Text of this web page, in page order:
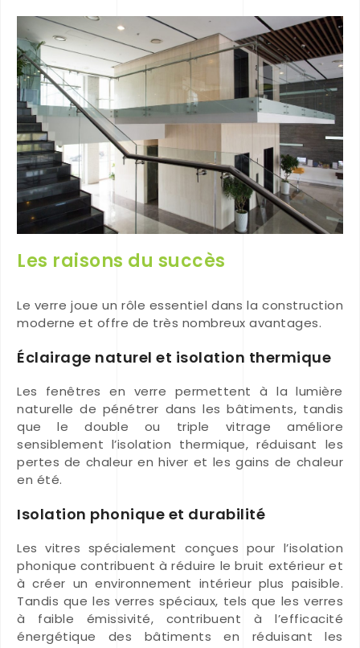
Les raisons du succès
Le verre joue un rôle essentiel dans la construction
moderne et offre de très nombreux avantages.
Éclairage naturel et isolation thermique
Les fenêtres en verre permettent à la lumière
naturelle de pénétrer dans les bâtiments, tandis
que le double ou triple vitrage améliore
sensiblement l’isolation thermique, réduisant les
pertes de chaleur en hiver et les gains de chaleur
en été.
Isolation phonique et durabilité
Les vitres spécialement conçues pour l’isolation
phonique contribuent à réduire le bruit extérieur et
à créer un environnement intérieur plus paisible.
Tandis que les verres spéciaux, tels que les verres
à faible émissivité, contribuent à l’efficacité
énergétique des bâtiments en réduisant les